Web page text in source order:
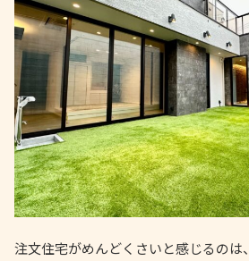
注文住宅がめんどくさいと感じるのは